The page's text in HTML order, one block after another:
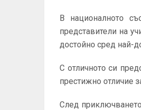
В националното
представители на
достойно сред най-
С отличното си
престижно отличие
След